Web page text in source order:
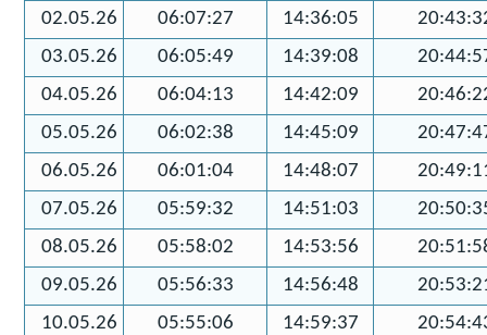
02.05.26
06:07:27 14:36:05
03.05.26
06:05:49 14:39:08
04.05.26
06:04:13 14:42:09
05.05.26
06:02:38 14:45:09
06.05.26
06:01:04 14:48:07
07.05.26
05:59:32 14:51:03
08.05.26
05:58:02 14:53:56
09.05.26
05:56:33 14:56:48
10.05.26
05:55:06 14:59:37